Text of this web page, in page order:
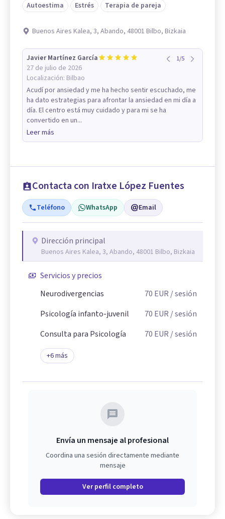
Autoestima
Estrés Terapia de pareja
Buenos Aires Kalea, 3, Abando, 48001 Bilbo, Bizkaia
Javier Martínez García
27 de julio de 2026
Localización: Bilbao
1/5
Acudí por ansiedad y me ha hecho sentir escuchado, me
ha dato estrategias para afrontar la ansiedad en mi día a
día. El centro está muy cuidado y para mi se ha
convertido en un...
Leer más
Contacta con Iratxe López Fuentes
Teléfono WhatsApp Email
Dirección principal
Buenos Aires Kalea, 3, Abando, 48001 Bilbo, Bizkaia
Servicios y precios
Neurodivergencias
70 EUR / sesión
Psicología infanto-juvenil
70 EUR / sesión
Consulta para Psicología
70 EUR / sesión
+6más
Envía un mensaje al profesional
Coordina una sesión directamente mediante
mensaje
Ver perfil completo